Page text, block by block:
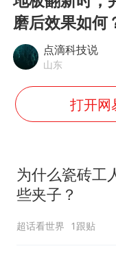
磨后效果如何
点滴科技说
山东
打开网
为什么瓷砖工
些夹子？
超话看世界 1跟贴